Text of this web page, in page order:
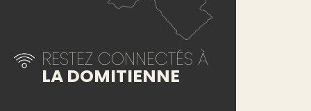
RESTEZ CONNECTÉS À
LA DOMITIENNE